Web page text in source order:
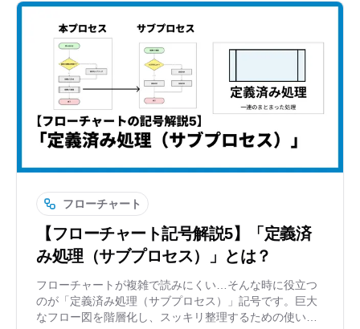
フローチャート
【フローチャート記号解説5】「定義済
み処理（サブプロセス）」とは？
フローチャートが複雑で読みにくい…そんな時に役立つ
のが「定義済み処理（サブプロセス）」記号です。巨大
なフロー図を階層化し、スッキリ整理するための使い方